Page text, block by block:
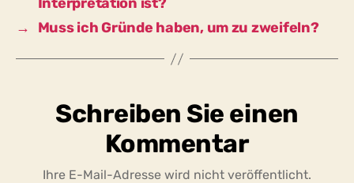
→
Muss ich Gründe haben, um zu zweifeln?
Schreiben Sie einen
Kommentar
Ihre E-Mail-Adresse wird nicht veröffentlicht.